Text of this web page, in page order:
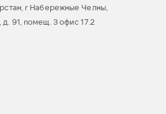
г Набережные Челны,
91, помещ. 3 офис 17.2